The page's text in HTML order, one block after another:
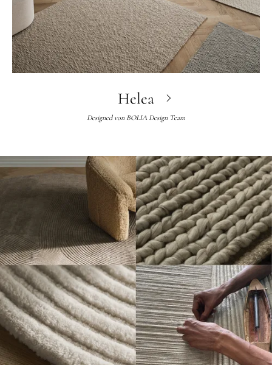
Helea
Designed von BOLIA Design Team